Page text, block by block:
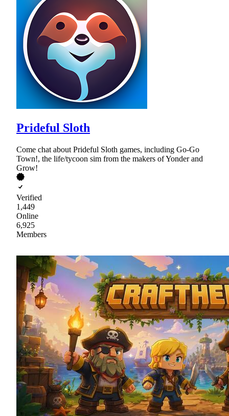
Prideful Sloth
Come chat about Prideful Sloth games, including Go-Go
Town!, the life/tycoon sim from the makers of Yonder and
Grow!
Verified
1,449
Online
6,925
Members